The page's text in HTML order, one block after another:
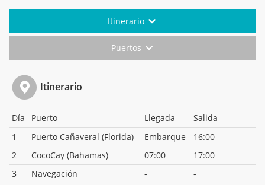
Itinerario
Puertos
Itinerario
Día Puerto Llegada
Salida
1
Puerto Cañaveral (Florida) Embarque
16:00
2
CocoCay (Bahamas) 07:00
17:00
3
Navegación -
-